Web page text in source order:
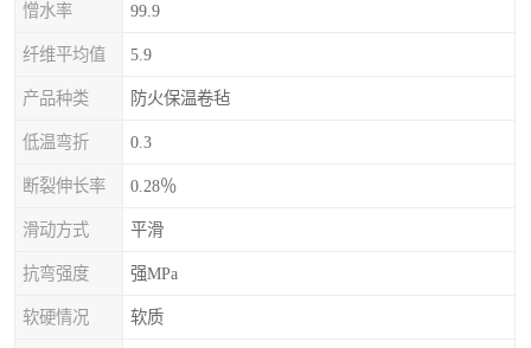
憎水率 99.9
纤维平均值 5.9
产品种类 防火保温卷毡
低温弯折 0.3
断裂伸长率 0.28％
滑动方式 平滑
抗弯强度 强MPa
软硬情况 软质